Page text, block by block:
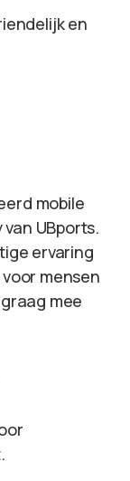
en
mobile
UBports.
ervaring
mensen
mee